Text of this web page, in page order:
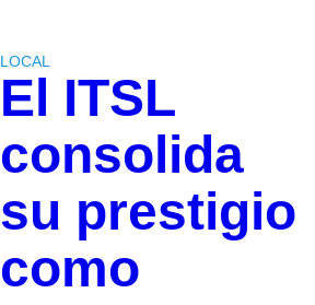
LOCAL
El ITSL
consolida
su prestigio
como